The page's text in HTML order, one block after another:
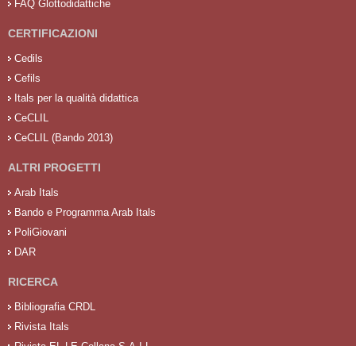
FAQ Glottodidattiche
CERTIFICAZIONI
Cedils
Cefils
Itals per la qualità didattica
CeCLIL
CeCLIL (Bando 2013)
ALTRI PROGETTI
Arab Itals
Bando e Programma Arab Itals
PoliGiovani
DAR
RICERCA
Bibliografia CRDL
Rivista Itals